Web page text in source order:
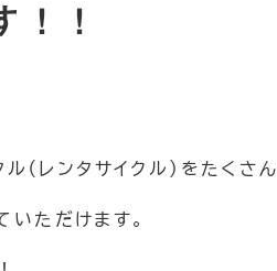
！！
（レンタサイクル）をたくさ
いただけます。